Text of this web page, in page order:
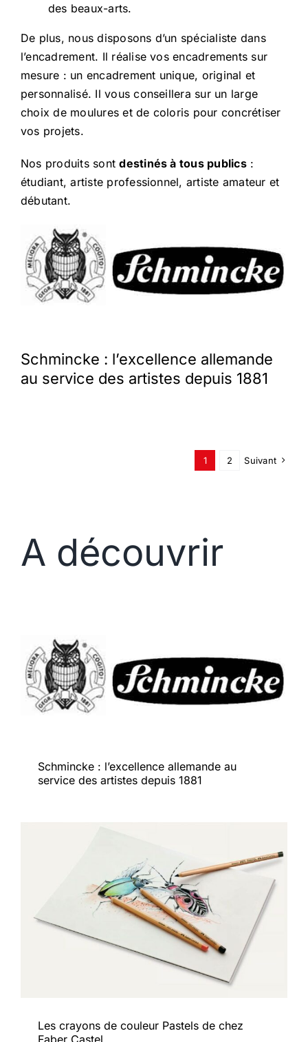
des beaux-arts.
De plus, nous disposons d’un spécialiste dans
l’encadrement. Il réalise vos encadrements sur
mesure : un encadrement unique, original et
personnalisé. Il vous conseillera sur un large
choix de moulures et de coloris pour concrétiser
vos projets.
Nos produits sontdestinés à tous publics:
étudiant, artiste professionnel, artiste amateur et
débutant.
Schmincke : l’excellence allemande
au service des artistes depuis 1881
1 2 Suivant
A découvrir
Schmincke : l’excellence allemande au
service des artistes depuis 1881
Les crayons de couleur Pastels de chez